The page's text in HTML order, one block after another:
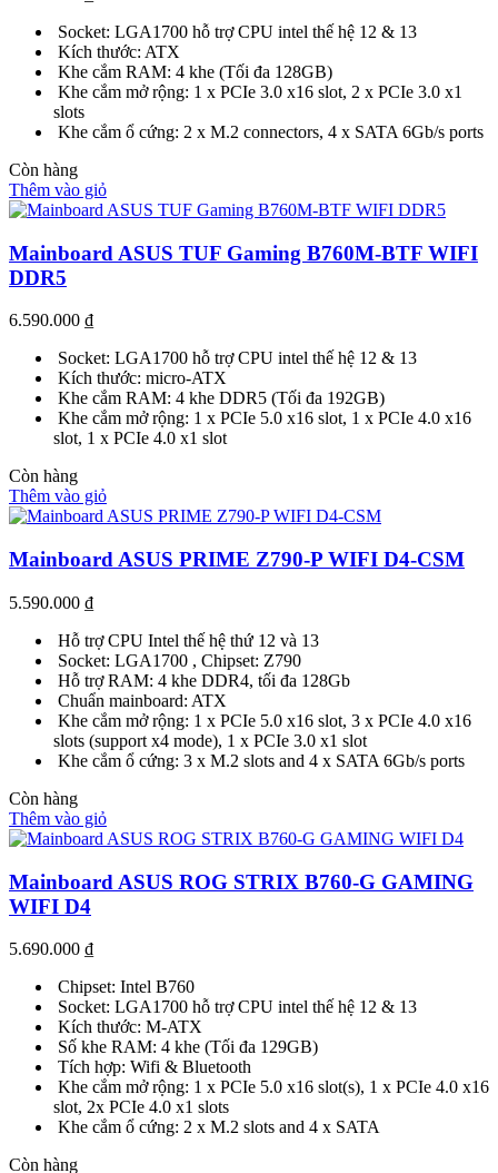
Socket: LGA1700 hỗ trợ CPU intel thế hệ 12 & 13
Kích thước: ATX
Khe cắm RAM: 4 khe (Tối đa 128GB)
Khe cắm mở rộng: 1 x PCIe 3.0 x16 slot, 2 x PCIe 3.0 x1
slots
Khe cắm ổ cứng: 2 x M.2 connectors, 4 x SATA 6Gb/s ports
Còn hàng
Thêm vào giỏ
Mainboard ASUS TUF Gaming B760M-BTF WIFI
DDR5
6.590.000 ₫
Socket: LGA1700 hỗ trợ CPU intel thế hệ 12 & 13
Kích thước: micro-ATX
Khe cắm RAM: 4 khe DDR5 (Tối đa 192GB)
Khe cắm mở rộng: 1 x PCIe 5.0 x16 slot, 1 x PCIe 4.0 x16
slot, 1 x PCIe 4.0 x1 slot
Còn hàng
Thêm vào giỏ
Mainboard ASUS PRIME Z790-P WIFI D4-CSM
5.590.000 ₫
Hỗ trợ CPU Intel thế hệ thứ 12 và 13
Socket: LGA1700 , Chipset: Z790
Hỗ trợ RAM: 4 khe DDR4, tối đa 128Gb
Chuẩn mainboard: ATX
Khe cắm mở rộng: 1 x PCIe 5.0 x16 slot, 3 x PCIe 4.0 x16
slots (support x4 mode), 1 x PCIe 3.0 x1 slot
Khe cắm ổ cứng: 3 x M.2 slots and 4 x SATA 6Gb/s ports
Còn hàng
Thêm vào giỏ
Mainboard ASUS ROG STRIX B760-G GAMING
WIFI D4
5.690.000 ₫
Chipset: Intel B760
Socket: LGA1700 hỗ trợ CPU intel thế hệ 12 & 13
Kích thước: M-ATX
Số khe RAM: 4 khe (Tối đa 129GB)
Tích hợp: Wifi & Bluetooth
Khe cắm mở rộng: 1 x PCIe 5.0 x16 slot(s), 1 x PCIe 4.0 x16
slot, 2x PCIe 4.0 x1 slots
Khe cắm ổ cứng: 2 x M.2 slots and 4 x SATA
Còn hàng